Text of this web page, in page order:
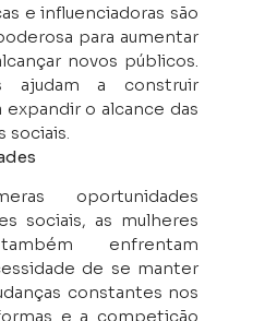
e influenciadoras são
para aumentar
novos públicos.
ajudam a construir
o alcance das
sociais.
oportunidades
sociais, as mulheres
enfrentam
de se manter
constantes nos
e a competição